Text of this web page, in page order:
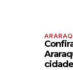
cidade